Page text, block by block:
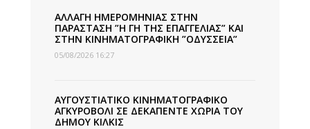
ΑΛΛΑΓΗ ΗΜΕΡΟΜΗΝΙΑΣ ΣΤΗΝ
ΠΑΡΑΣΤΑΣΗ ”Η ΓΗ ΤΗΣ ΕΠΑΓΓΕΛΙΑΣ” ΚΑΙ
ΣΤΗΝ ΚΙΝΗΜΑΤΟΓΡΑΦΙΚΗ ”ΟΔΥΣΣΕΙΑ”
05/08/2026 16:27
ΑΥΓΟΥΣΤΙΑΤΙΚΟ ΚΙΝΗΜΑΤΟΓΡΑΦΙΚΟ
ΑΓΚΥΡΟΒΟΛΙ ΣΕ ΔΕΚΑΠΕΝΤΕ ΧΩΡΙΑ ΤΟΥ
ΔΗΜΟΥ ΚΙΛΚΙΣ